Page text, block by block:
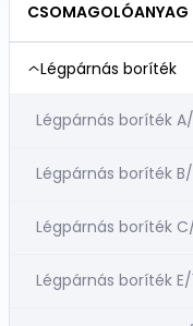
CSOMAGOLÓANYAG
Légpárnás boríték
Légpárnás boríték A/
Légpárnás boríték B/
Légpárnás boríték
Légpárnás boríték